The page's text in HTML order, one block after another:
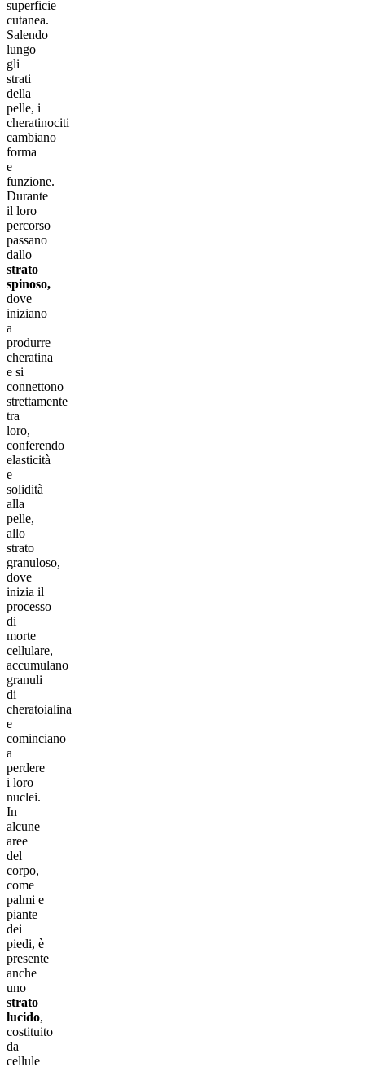
superficie
cutanea.
Salendo
lungo
gli
strati
della
pelle, i
cheratinociti
cambiano
forma
e
funzione.
Durante
il loro
percorso
passano
dallo
strato
spinoso,
dove
iniziano
a
produrre
cheratina
e si
connettono
strettamente
tra
loro,
conferendo
elasticità
e
solidità
alla
pelle,
allo
strato
granuloso,
dove
inizia il
processo
di
morte
cellulare,
accumulano
granuli
di
cheratoialina
e
cominciano
a
perdere
i loro
nuclei.
In
alcune
aree
del
corpo,
come
palmi e
piante
dei
piedi, è
presente
anche
uno
strato
lucido,
costituito
da
cellule